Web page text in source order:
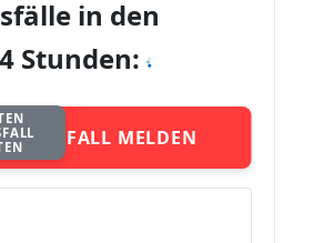
in den
Stunden:
MELDEN